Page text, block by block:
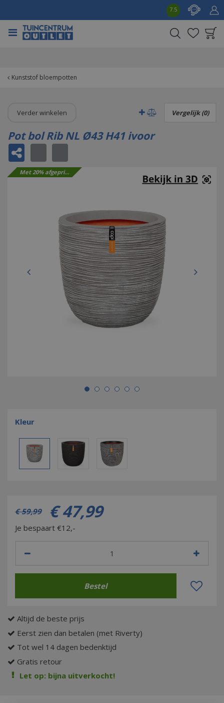
Kunststof bloempotten
7.5
Verder winkelen Vergelijk (0)
Pot bol Rib NL Ø43 H41 ivoor
Met 20% afgeprijsd
Kleur
€ 59,99 € 47,99
Je bespaart €12,-
Altijd de beste prijs
Eerst zien dan betalen (met Riverty)
Tot wel 14 dagen bedenktijd
Gratis retour
Let op: bijna uitverkocht!